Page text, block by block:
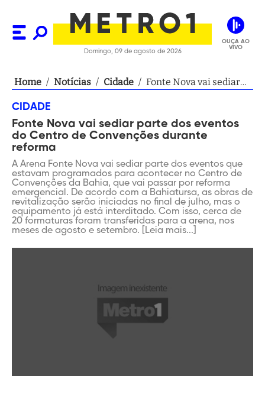
Domingo, 09 de agosto de 2026
OUÇA AO
VIVO
Home / Notícias / Cidade / Fonte Nova vai sediar
durante reforma
CIDADE
Fonte Nova vai sediar parte dos eventos
do Centro de Convenções durante
reforma
A Arena Fonte Nova vai sediar parte dos eventos que
estavam programados para acontecer no Centro de
Convenções da Bahia, que vai passar por reforma
emergencial. De acordo com a Bahiatursa, as obras de
revitalização serão iniciadas no final de julho, mas o
equipamento já está interditado. Com isso, cerca de
20 formaturas foram transferidas para a arena, nos
meses de agosto e setembro. [Leia mais...]